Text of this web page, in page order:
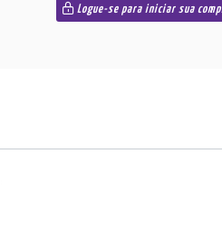
Logue-se para iniciar sua